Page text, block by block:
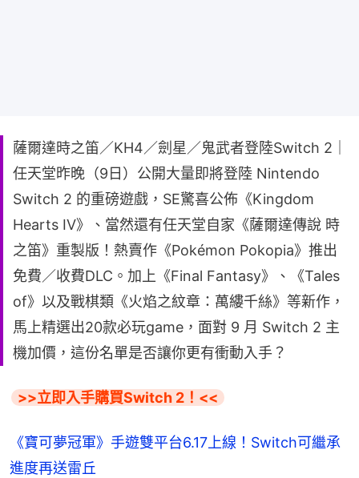
薩爾達時之笛／KH4／劍星／鬼武者登陸Switch 2｜
任天堂昨晚（9日）公開大量即將登陸 Nintendo
Switch 2 的重磅遊戲，SE驚喜公佈《Kingdom
Hearts IV》、當然還有任天堂自家《薩爾達傳說 時
之笛》重製版！熱賣作《Pokémon Pokopia》推出
免費／收費DLC。加上《Final Fantasy》、《Tales
of》以及戰棋類《火焰之紋章：萬縷千絲》等新作，
馬上精選出20款必玩game，面對 9 月 Switch 2 主
機加價，這份名單是否讓你更有衝動入手？
>>立即入手購買Switch 2！<<
《寶可夢冠軍》手遊雙平台6.17上線！Switch可繼承
進度再送雷丘